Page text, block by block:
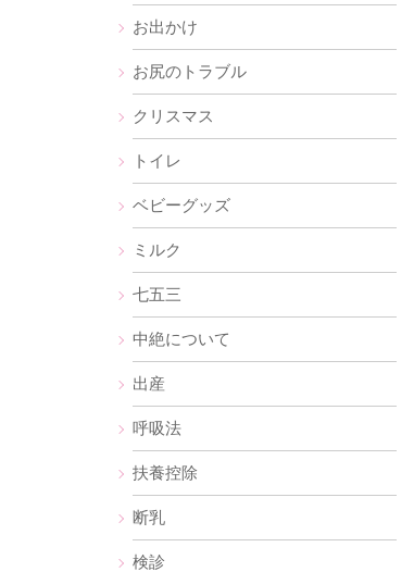
お出かけ
お尻のトラブル
クリスマス
トイレ
ベビーグッズ
ミルク
七五三
中絶について
出産
呼吸法
扶養控除
断乳
検診